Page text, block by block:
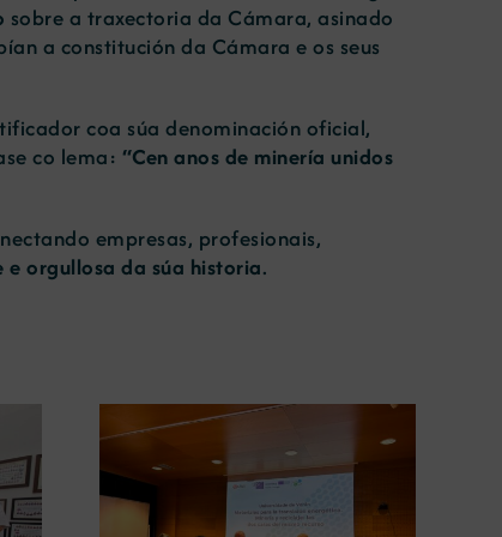
sobre a traxectoria da Cámara, asinado
a constitución da Cámara e os seus
coa súa denominación oficial,
co lema: “Cen anos de minería unidos
empresas, profesionais,
orgullosa da súa historia.
da
A Xunta convoca 2,5 millóns
de euros en axudas para